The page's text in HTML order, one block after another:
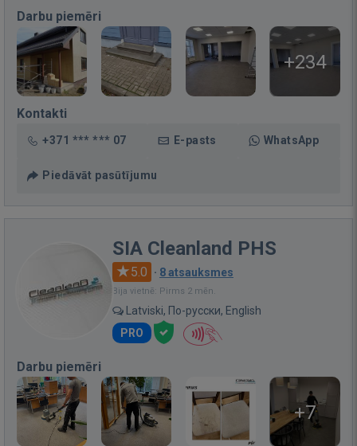
Darbu piemēri
+234
Kontakti
+371 *** *** 07 E-pasts WhatsApp
Piedāvāt pasūtījumu
SIA Cleanland PHS
5.0 · 8 atsauksmes
Bija vietnē: Pirms 2 mēn.
Latviski, По-русски, English
PRO
Darbu piemēri
+7